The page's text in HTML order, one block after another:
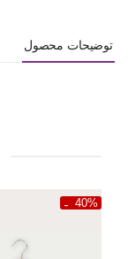
توضیحات محصول
40%